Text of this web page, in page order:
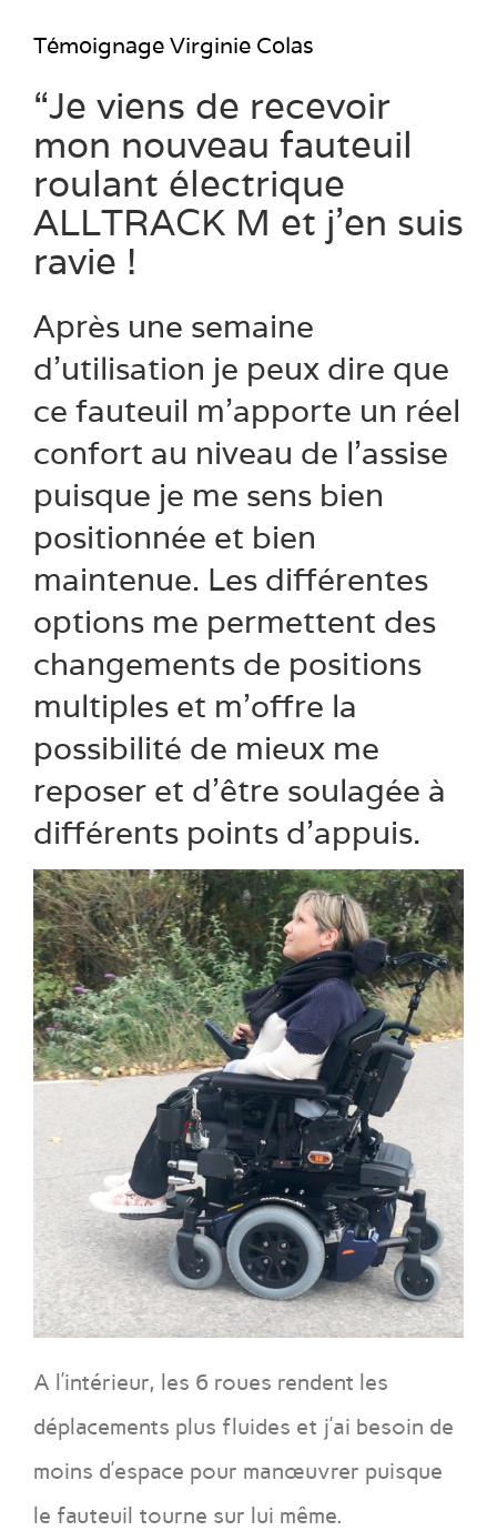
Témoignage Virginie Colas
“Je viens de recevoir
mon nouveau fauteuil
roulant électrique
ALLTRACK M et j’en suis
ravie !
Après une semaine
d’utilisation je peux dire que
ce fauteuil m’apporte un réel
confort au niveau de l’assise
puisque je me sens bien
positionnée et bien
maintenue. Les différentes
options me permettent des
changements de positions
multiples et m’offre la
possibilité de mieux me
reposer et d’être soulagée à
différents points d’appuis.
A l’intérieur, les 6 roues rendent les
déplacements plus fluides et j’ai besoin de
moins d’espace pour manœuvrer puisque
le fauteuil tourne sur lui même.